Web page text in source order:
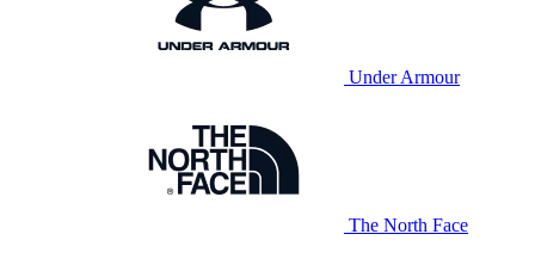
Under Armour
The North Face